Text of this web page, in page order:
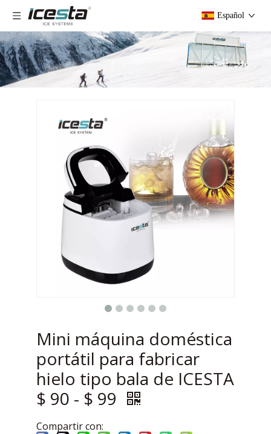
Español
Mini máquina doméstica
portátil para fabricar
hielo tipo bala de ICESTA
$ 90 - $ 99
Compartir con: